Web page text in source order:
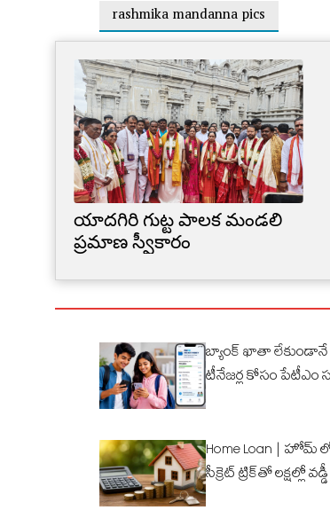
rashmika mandanna pics
యాదగిరి గుట్ట పాలక మండలి
ప్రమాణ స్వీకారం
బ్యాంక్ ఖాతా
టీనేజర్ల కోసం పేటీఎం
Home Loan | హోమ్
సీక్రెట్ ట్రిక్‌తో లక్షల్లో